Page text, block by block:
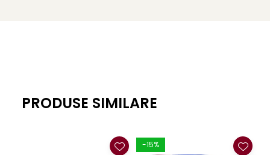
PRODUSE SIMILARE
-15%